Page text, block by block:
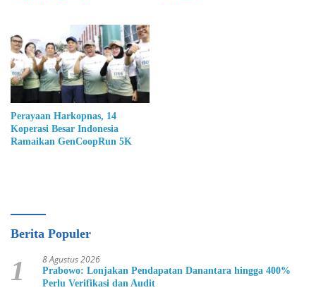
Perayaan Harkopnas, 14
Koperasi Besar Indonesia
Ramaikan GenCoopRun 5K
Berita Populer
1 8 Agustus 2026
Prabowo: Lonjakan Pendapatan Danantara hingga 400%
Perlu Verifikasi dan Audit